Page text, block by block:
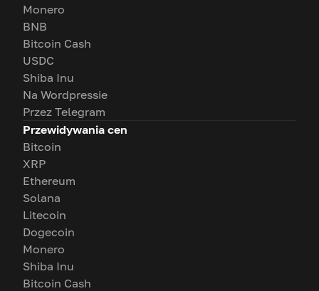
Monero
BNB
Bitcoin Cash
USDC
Shiba Inu
Na Wordpressie
Przez Telegram
Przewidywania cen
Bitcoin
XRP
Ethereum
Solana
Litecoin
Dogecoin
Monero
Shiba Inu
Bitcoin Cash